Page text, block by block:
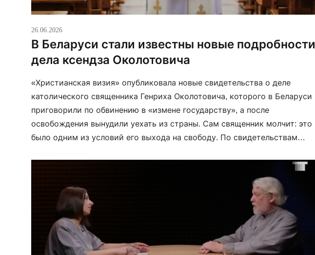
26.06.2026
В Беларуси стали известны новые подробности
дела ксендза Околотовича
«Христианская визия» опубликовала новые свидетельства о деле
католического священника Генриха Околотовича, которого в Беларуси
приговорили по обвинению в «измене государству», а после
освобождения вынудили уехать из страны. Сам священник молчит: это
было одним из условий его выхода на свободу. По свидетельствам